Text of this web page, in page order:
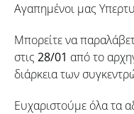
Αγαπημένοι μας
Μπορείτε να
στις 28/01 από το
διάρκεια των
Ευχαριστούμε όλα τα